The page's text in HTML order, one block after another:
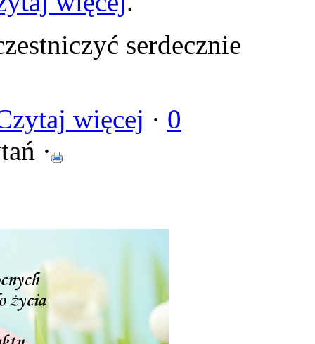
serdecznie
więcej · 0
·